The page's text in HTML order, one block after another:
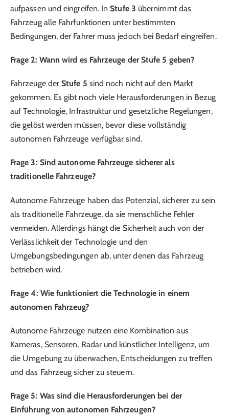
aufpassen und eingreifen. InStufe 3 übernimmt das
Fahrzeug alle Fahrfunktionen unter bestimmten
Bedingungen, der Fahrer muss jedoch bei Bedarf eingreifen.
Frage 2: Wann wird es Fahrzeuge der Stufe 5 geben?
Fahrzeuge derStufe 5 sind noch nicht auf den Markt
gekommen. Es gibt noch viele Herausforderungen in Bezug
auf Technologie, Infrastruktur und gesetzliche Regelungen,
die gelöst werden müssen, bevor diese vollständig
autonomen Fahrzeuge verfügbar sind.
Frage 3: Sind autonome Fahrzeuge sicherer als
traditionelle Fahrzeuge?
Autonome Fahrzeuge haben das Potenzial, sicherer zu sein
als traditionelle Fahrzeuge, da sie menschliche Fehler
vermeiden. Allerdings hängt die Sicherheit auch von der
Verlässlichkeit der Technologie und den
Umgebungsbedingungen ab, unter denen das Fahrzeug
betrieben wird.
Frage 4: Wie funktioniert die Technologie in einem
autonomen Fahrzeug?
Autonome Fahrzeuge nutzen eine Kombination aus
Kameras, Sensoren, Radar und künstlicher Intelligenz, um
die Umgebung zu überwachen, Entscheidungen zu treffen
und das Fahrzeug sicher zu steuern.
Frage 5: Was sind die Herausforderungen bei der
Einführung von autonomen Fahrzeugen?